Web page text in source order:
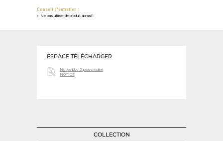
Conseil d'entretien :
Ne pas utiliser de produit abrasif.
ESPACE TÉLÉCHARGER
Notice bloc 2 prises incliné
NOTICE
COLLECTION